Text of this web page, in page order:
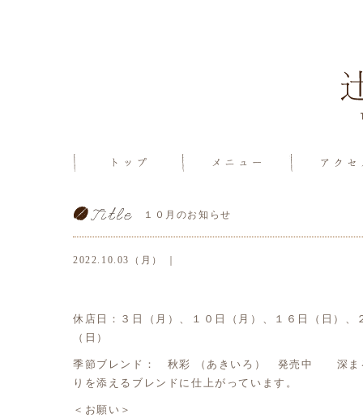
１０月のお知らせ
2022.10.03（月） ｜
休店日：３日（月）、１０日（月）、１６日（日）、
（日）
季節ブレンド： 秋彩 （あきいろ） 発売中 深ま
りを添えるブレンドに仕上がっています。
＜お願い＞